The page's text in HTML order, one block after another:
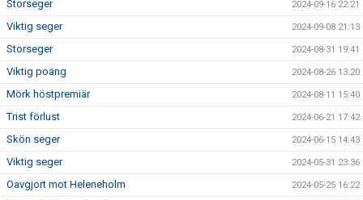
Storseger 2024-09-16 22:21
Viktig seger 2024-09-08 21:13
Storseger 2024-08-31 19:41
Viktig poäng 2024-08-26 13:20
Mörk höstpremiär 2024-08-11 15:40
Trist förlust 2024-06-21 17:42
Skön seger 2024-06-15 14:43
Viktig seger 2024-05-31 23:36
Oavgjort mot Heleneholm 2024-05-25 16:22